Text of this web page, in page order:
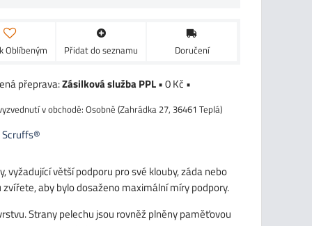
Oblíbeným Přidat do seznamu Doručení
Zásilková služba PPL•0 Kč •
Osobně (Zahrádka 27, 36461 Teplá)
Scruffs®
větší podporu pro své klouby, záda nebo
aby bylo dosaženo maximální míry podpory.
Strany pelechu jsou rovněž plněny paměťovou